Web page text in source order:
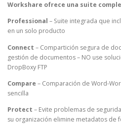
Workshare ofrece una suite
Professional – Suite integrada que
en un solo producto
Connect – Compartición segura de
gestión de documentos – NO use
DropBoxy FTP
Compare – Comparación de Word-
sencilla
Protect – Evite problemas de
su organización elimine metadatos de